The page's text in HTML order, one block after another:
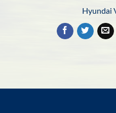
Hyundai